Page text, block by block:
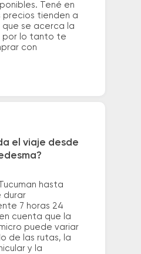
Tené en
precios tienden a
que se acerca la
por lo tanto te
con
el viaje desde
hasta
durar
7 horas 24
cuenta que la
puede variar
de las rutas, la
y la